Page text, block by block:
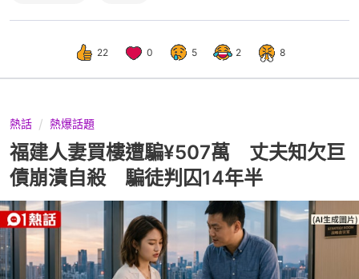
22 0 5 2 8
熱話 熱爆話題
福建人妻買樓遭騙¥507萬 丈夫知欠巨
債崩潰自殺 騙徒判囚14年半